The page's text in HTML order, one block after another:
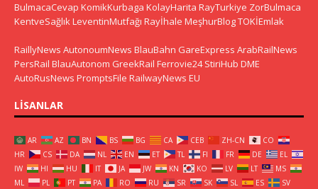
BulmacaCevap KomikKurbaga KolayHarita RayTurkiye ZorBulmaca
KentveSağlıkLeventinMutfağı Rayİhale MeşhurBlogTOKİEmlak
RaillyNews AutonoumNews BlauBahn GareExpress ArabRailNews
PersRail BlauAutonom GreekRail Ferrovie24 StiriHub DME
AutoRusNews PromptsFile RailwayNews EU
LISANLAR
AR AZ BN BS BG CA CEB ZH-CN
CO
HR
CS DA NL EN ET TL FI FR DE
EL
IW
HI HU IT JA JW KN KO LV LT
MS
ML
PL PT PA RO RU SR SK SL ES SV